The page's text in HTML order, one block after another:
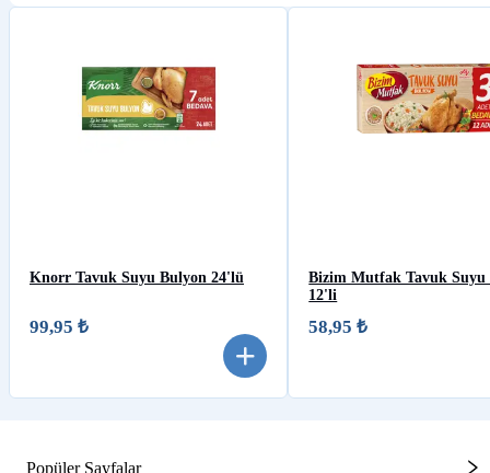
Knorr Tavuk Suyu Bulyon 24'lü
99,95 ₺
Bizim Mutfak Tavuk Suyu
12'li
58,95 ₺
Popüler Sayfalar